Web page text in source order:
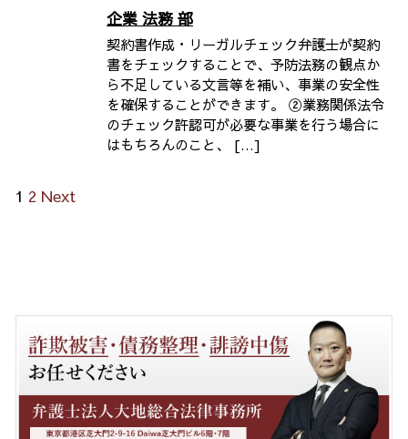
企業 法務 部
契約書作成・リーガルチェック弁護士が契約
書をチェックすることで、予防法務の観点か
ら不足している文言等を補い、事業の安全性
を確保することができます。 ②業務関係法令
のチェック許認可が必要な事業を行う場合に
はもちろんのこと、 […]
1 2 Next